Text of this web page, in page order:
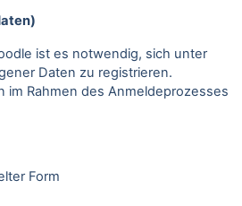
ist es notwendig, sich unter
Daten zu registrieren.
im Rahmen des Anmeldeprozesses
Form